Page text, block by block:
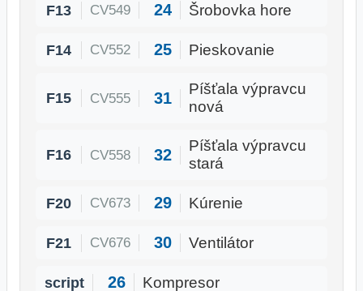
F13 CV549 24 Šrobovka hore
F14 CV552 25 Pieskovanie
F15 CV555 31
Píšťala výpravcu
nová
F16 CV558 32
Píšťala výpravcu
stará
F20 CV673 29 Kúrenie
F21 CV676 30 Ventilátor
script 26 Kompresor